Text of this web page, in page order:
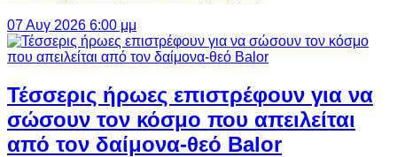
07 Αυγ 2026 6:00 μμ
Τέσσερις ήρωες επιστρέφουν για να
σώσουν τον κόσμο που απειλείται
από τον δαίμονα-θεό Balor